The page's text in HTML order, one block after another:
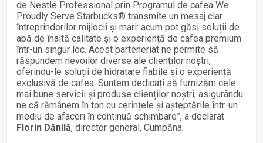
de Nestlé Professional prin Programul de cafea We
Proudly Serve Starbucks® transmite un mesaj clar
întreprinderilor mijlocii și mari: acum pot găsi soluții de
apă de înaltă calitate și o experiență de cafea premium
într-un singur loc. Acest parteneriat ne permite să
răspundem nevoilor diverse ale clienților noștri,
oferindu-le soluții de hidratare fiabile și o experiență
exclusivă de cafea. Suntem dedicați să furnizăm cele
mai bune servicii și produse clienților noștri, asigurându-
ne că rămânem în ton cu cerințele și așteptările într-un
mediu de afaceri în continuă schimbare”, a declarat
Florin Dănilă, director general, Cumpăna.